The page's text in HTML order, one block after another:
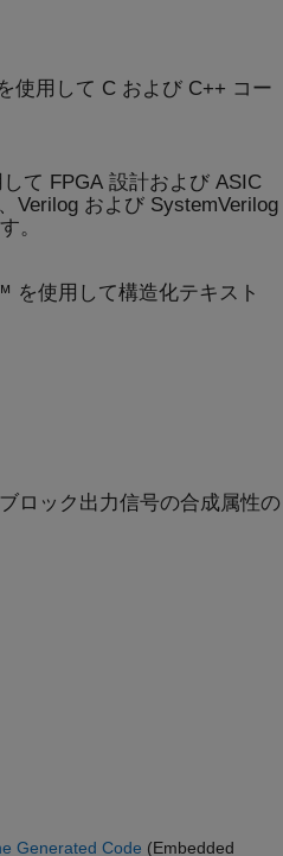
使用して C および C++ コー
て FPGA 設計および ASIC
Verilog および SystemVerilog
。
を使用して構造化テキスト
ロック出力信号の合成属性の
Generated Code (Embedded